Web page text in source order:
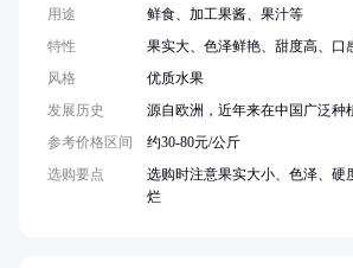
用途
鲜食、加工果酱、果汁等
特性
果实大、色泽鲜艳、甜度高、口
风格
优质水果
发展历史
源自欧洲，近年来在中国广泛种
参考价格区间
约30-80元/公斤
选购要点
选购时注意果实大小、色泽、硬
烂